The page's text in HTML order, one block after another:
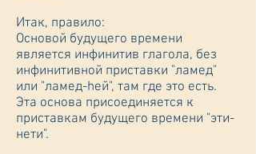
Итак, правило:
Основой будущего времени
является инфинитив глагола, без
инфинитивной приставки "ламед"
или "ламед-hей", там где это есть.
Эта основа присоединяется к
приставкам будущего времени "эти-
нети".